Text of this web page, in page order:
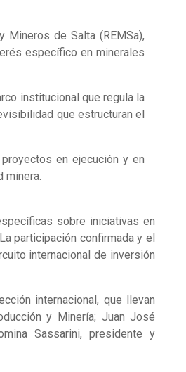
Mineros de Salta (REMSa),
específico en minerales
institucional que regula la
que estructuran el
en ejecución y en
minera.
sobre iniciativas en
participación confirmada y el
internacional de inversión
internacional, que llevan
y Minería; Juan José
Sassarini, presidente y